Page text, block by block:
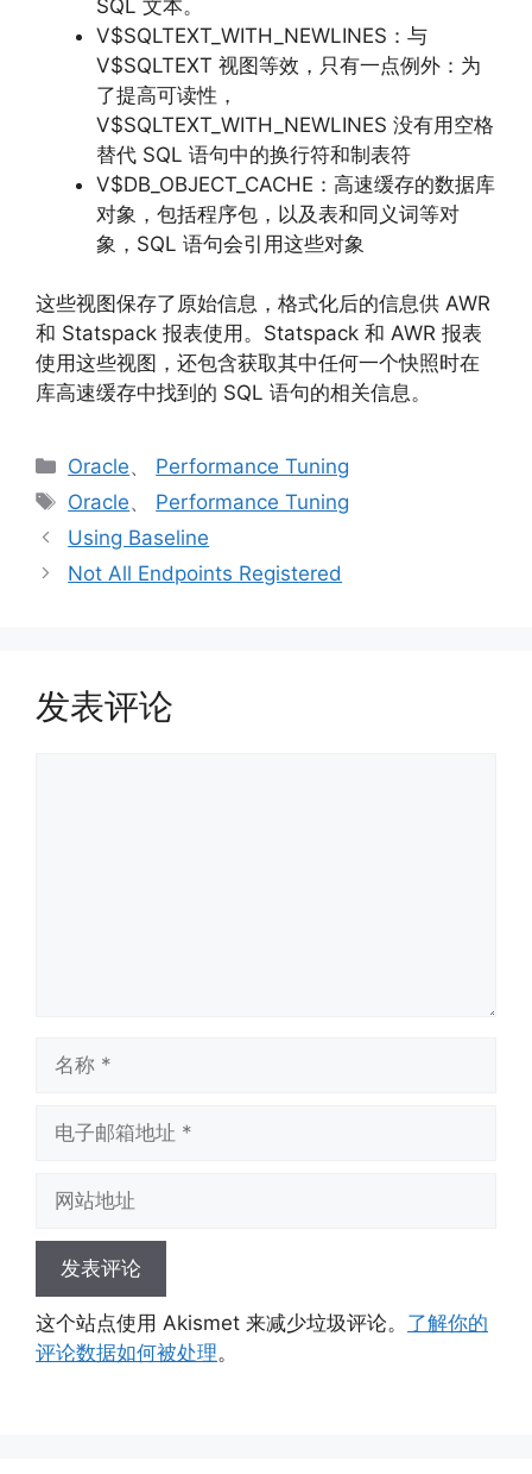
SQL 文本。
V$SQLTEXT_WITH_NEWLINES：与
V$SQLTEXT 视图等效，只有一点例外：为
了提高可读性，
V$SQLTEXT_WITH_NEWLINES 没有用空格
替代 SQL 语句中的换行符和制表符
V$DB_OBJECT_CACHE：高速缓存的数据库
对象，包括程序包，以及表和同义词等对
象，SQL 语句会引用这些对象
这些视图保存了原始信息，格式化后的信息供 AWR
和 Statspack 报表使用。Statspack 和 AWR 报表
使用这些视图，还包含获取其中任何一个快照时在
库高速缓存中找到的 SQL 语句的相关信息。
分
类
Oracle、 Performance Tuning
标
签
Oracle、 Performance Tuning
Using Baseline
Not All Endpoints Registered
发表评论
地
地
这个站点使用 Akismet 来减少垃圾评论。 了解你的
评论数据如何被处理。